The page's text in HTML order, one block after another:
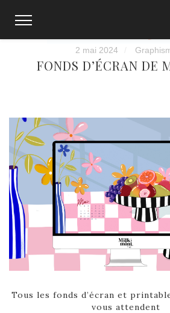
2 mai 2024
FONDS D’ÉCRAN DE
Tous les fonds d’écran et
vous attendent